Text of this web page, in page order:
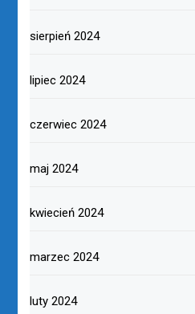
sierpień 2024
lipiec 2024
czerwiec 2024
maj 2024
kwiecień 2024
marzec 2024
luty 2024